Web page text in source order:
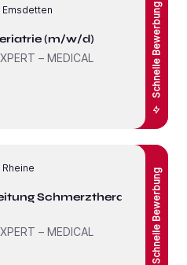
Emsdetten
(m/w/d)
– MEDICAL
Schnelle Bewerbung
Rheine
Schmerztherapie
– MEDICAL
Schnelle Bewerbung